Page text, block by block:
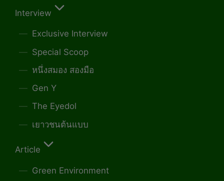
Interview
Exclusive Interview
Special Scoop
หนึ่งสมอง สองมือ
Gen Y
The Eyedol
เยาวชนต้นแบบ
Article
Green Environment